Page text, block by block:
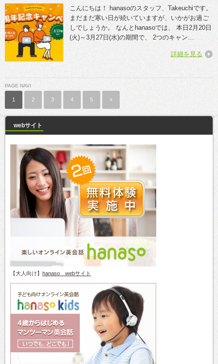
こんにちは！ hanasoのスタッフ、Takeuchiです。
まだまだ寒い日が続いていますが、いかがお過ご
しでしょうか。 なんとhanasoでは、 本日2月20日
(火)～3月27日(水)の期間で、 2つのキャン…
詳細を見る
PAGE NAVI
1 2 3 4 5 »
webサイト
【大人向け】 hanaso webサイト